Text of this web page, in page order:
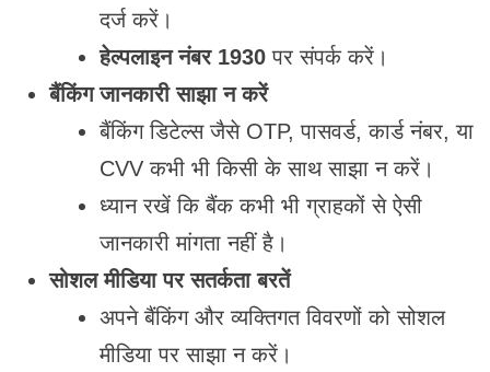
दर्ज करें।
हेल्पलाइन नंबर 1930पर संपर्क करें।
बैंकिंग जानकारी साझा न करें
बैंकिंग डिटेल्स जैसे OTP, पासवर्ड, कार्ड नंबर, या
CVV कभी भी किसी के साथ साझा न करें।
ध्यान रखें कि बैंक कभी भी ग्राहकों से ऐसी
जानकारी मांगता नहीं है।
सोशल मीडिया पर सतर्कता बरतें
अपने बैंकिंग और व्यक्तिगत विवरणों को सोशल
मीडिया पर साझा न करें।